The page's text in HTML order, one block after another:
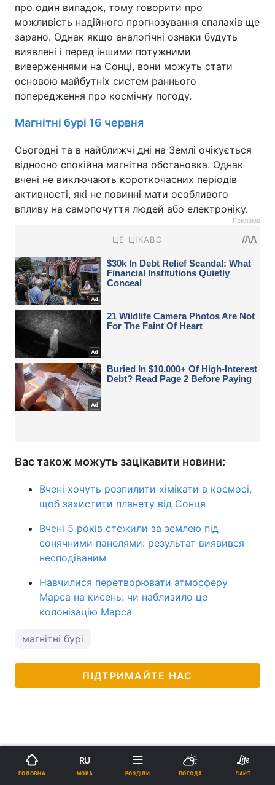
про один випадок, тому говорити про
можливість надійного прогнозування спалахів ще
зарано. Однак якщо аналогічні ознаки будуть
виявлені і перед іншими потужними
виверженнями на Сонці, вони можуть стати
основою майбутніх систем раннього
попередження про космічну погоду.
Магнітні бурі 16 червня
Сьогодні та в найближчі дні на Землі очікується
відносно спокійна магнітна обстановка. Однак
вчені не виключають короткочасних періодів
активності, які не повинні мати особливого
впливу на самопочуття людей або електроніку.
Реклама
Вас також можуть зацікавити новини:
Вчені хочуть розпилити хімікати в космосі,
щоб захистити планету від Сонця
Вчені 5 років стежили за землею під
сонячними панелями: результат виявився
несподіваним
Навчилися перетворювати атмосферу
Марса на кисень: чи наблизило це
колонізацію Марса
магнітні бурі
ПІДТРИМАЙТЕ НАС
ГОЛОВНА
RU
МОВА РОЗДІЛИ ПОГОДА ЛАЙТ